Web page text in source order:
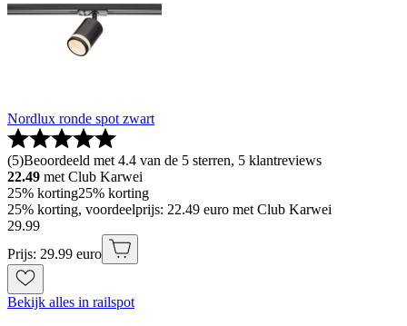
Nordlux ronde spot zwart
(5)Beoordeeld met 4.4 van de 5 sterren, 5 klantreviews
22.49 met Club Karwei
25% korting25% korting
25% korting, voordeelprijs: 22.49 euro met Club Karwei
29.99
Prijs: 29.99 euro
Bekijk alles in railspot